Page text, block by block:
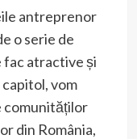
antreprenor
o serie de
atractive și
vom
comunităților
din România,